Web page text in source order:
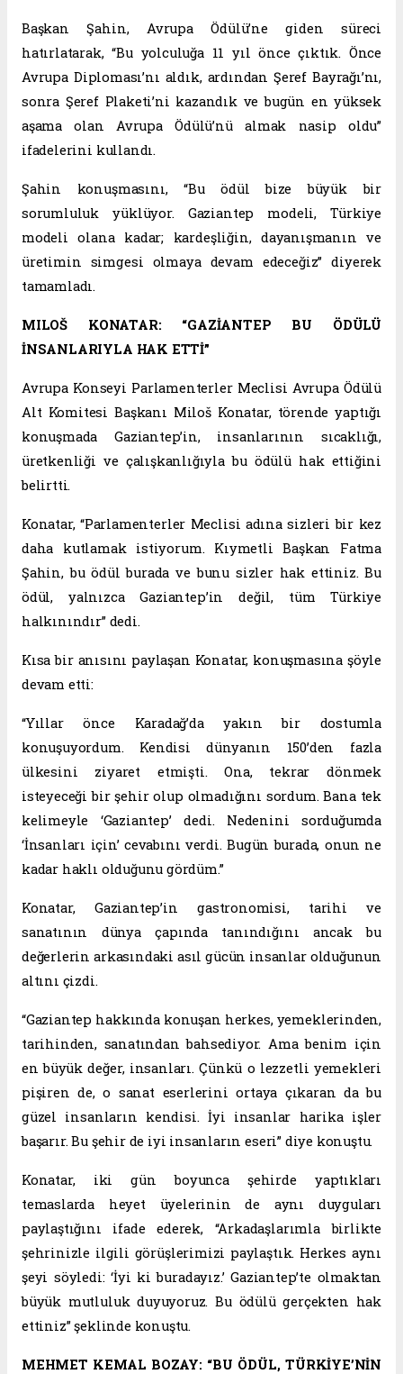
Başkan Şahin, Avrupa Ödülü’ne giden süreci
hatırlatarak, “Bu yolculuğa 11 yıl önce çıktık. Önce
Avrupa Diploması’nı aldık, ardından Şeref Bayrağı’nı,
sonra Şeref Plaketi’ni kazandık ve bugün en yüksek
aşama olan Avrupa Ödülü’nü almak nasip oldu”
ifadelerini kullandı.
Şahin konuşmasını, “Bu ödül bize büyük bir
sorumluluk yüklüyor. Gaziantep modeli, Türkiye
modeli olana kadar; kardeşliğin, dayanışmanın ve
üretimin simgesi olmaya devam edeceğiz” diyerek
tamamladı.
MILOŠ KONATAR: “GAZİANTEP BU ÖDÜLÜ
İNSANLARIYLA HAK ETTİ”
Avrupa Konseyi Parlamenterler Meclisi Avrupa Ödülü
Alt Komitesi Başkanı Miloš Konatar, törende yaptığı
konuşmada Gaziantep’in, insanlarının sıcaklığı,
üretkenliği ve çalışkanlığıyla bu ödülü hak ettiğini
belirtti.
Konatar, “Parlamenterler Meclisi adına sizleri bir kez
daha kutlamak istiyorum. Kıymetli Başkan Fatma
Şahin, bu ödül burada ve bunu sizler hak ettiniz. Bu
ödül, yalnızca Gaziantep’in değil, tüm Türkiye
halkınındır” dedi.
Kısa bir anısını paylaşan Konatar, konuşmasına şöyle
devam etti:
“Yıllar önce Karadağ’da yakın bir dostumla
konuşuyordum. Kendisi dünyanın 150’den fazla
ülkesini ziyaret etmişti. Ona, tekrar dönmek
isteyeceği bir şehir olup olmadığını sordum. Bana tek
kelimeyle ‘Gaziantep’ dedi. Nedenini sorduğumda
‘İnsanları için’ cevabını verdi. Bugün burada, onun ne
kadar haklı olduğunu gördüm.”
Konatar, Gaziantep’in gastronomisi, tarihi ve
sanatının dünya çapında tanındığını ancak bu
değerlerin arkasındaki asıl gücün insanlar olduğunun
altını çizdi.
“Gaziantep hakkında konuşan herkes, yemeklerinden,
tarihinden, sanatından bahsediyor. Ama benim için
en büyük değer, insanları. Çünkü o lezzetli yemekleri
pişiren de, o sanat eserlerini ortaya çıkaran da bu
güzel insanların kendisi. İyi insanlar harika işler
başarır. Bu şehir de iyi insanların eseri” diye konuştu.
Konatar, iki gün boyunca şehirde yaptıkları
temaslarda heyet üyelerinin de aynı duyguları
paylaştığını ifade ederek, “Arkadaşlarımla birlikte
şehrinizle ilgili görüşlerimizi paylaştık. Herkes aynı
şeyi söyledi: ‘İyi ki buradayız.’ Gaziantep’te olmaktan
büyük mutluluk duyuyoruz. Bu ödülü gerçekten hak
ettiniz” şeklinde konuştu.
MEHMET KEMAL BOZAY: “BU ÖDÜL, TÜRKİYE’NİN